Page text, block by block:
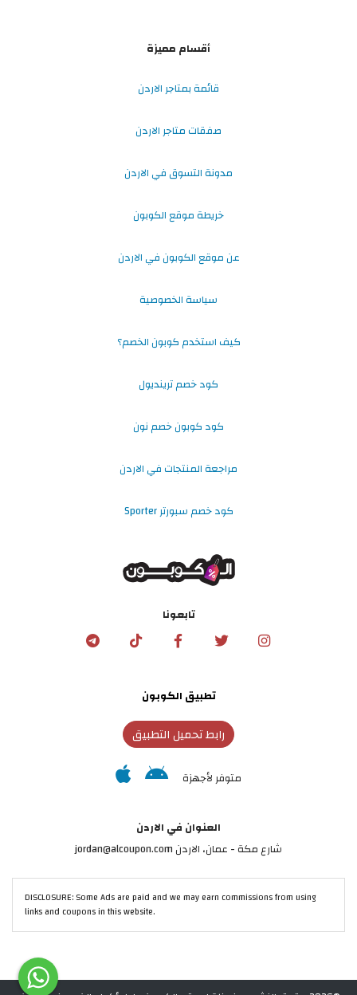
أقسام مميزة
قائمة بمتاجر الاردن
صفقات متاجر الاردن
مدونة التسوق في الاردن
خريطة موقع الكوبون
عن موقع الكوبون في الاردن
سياسة الخصوصية
كيف استخدم كوبون الخصم؟
كود خصم ترينديول
كود كوبون خصم نون
مراجعة المنتجات في الاردن
كود خصم سبورتر Sporter
تابعونا
تطبيق الكوبون
رابط تحميل التطبيق
متوفر لأجهزة
العنوان في الاردن
شارع مكة - عمان، الاردن jordan@alcoupon.com
DISCLOSURE: Some Ads are paid and we may earn commissions from using
links and coupons in this website.